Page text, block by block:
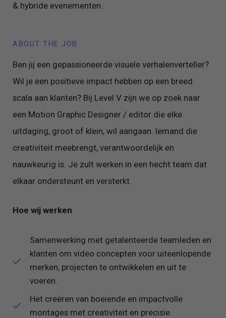
& hybride evenementen.
ABOUT THE JOB
Ben jij een gepassioneerde visuele verhalenverteller?
Wil je een positieve impact hebben op een breed
scala aan klanten? Bij Level V zijn we op zoek naar
een Motion Graphic Designer / editor die elke
uitdaging, groot of klein, wil aangaan. Iemand die
creativiteit meebrengt, verantwoordelijk en
nauwkeurig is. Je zult werken in een hecht team dat
elkaar ondersteunt en versterkt.
Hoe wij werken
Samenwerking met getalenteerde teamleden en
klanten om video concepten voor uiteenlopende
merken, projecten te ontwikkelen en uit te
voeren.
Het creëren van boeiende en impactvolle
montages met creativiteit en precisie.